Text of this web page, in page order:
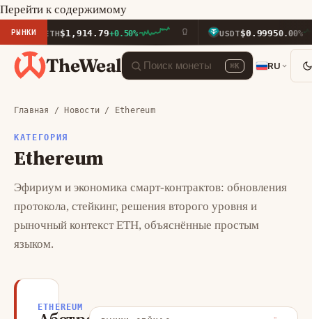
Перейти к содержимому
РЫНКИ
ETH $1,914.79+0.50% USDT$0.99950.00%
TheWeal ⌘K RU
Главная / Новости / Ethereum
КАТЕГОРИЯ
Ethereum
Эфириум и экономика смарт-контрактов: обновления
протокола, стейкинг, решения второго уровня и
рыночный контекст ETH, объяснённые простым
языком.
ETHEREUM